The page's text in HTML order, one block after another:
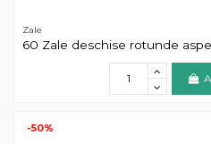
Zale
60 Zale deschise rotunde
-50%